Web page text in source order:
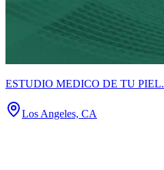
ESTUDIO MEDICO DE TU PIEL.
Los Angeles, CA